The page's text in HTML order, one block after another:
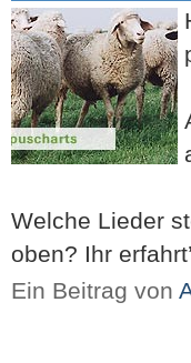
Welche Lieder
oben? Ihr
Ein Beitrag von